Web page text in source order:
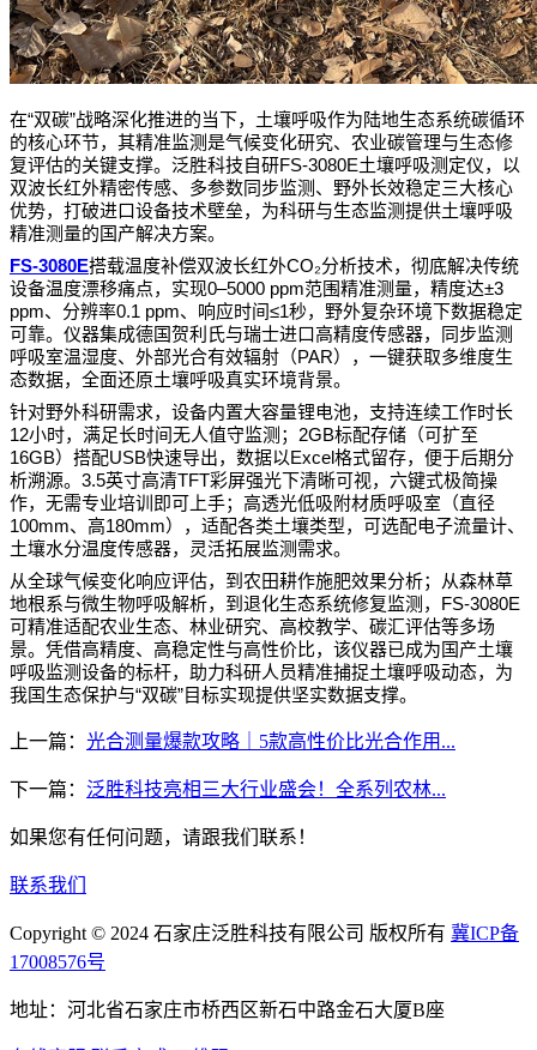
在“双碳”战略深化推进的当下，土壤呼吸作为陆地生态系统碳循环
的核心环节，其精准监测是气候变化研究、农业碳管理与生态修
复评估的关键支撑。泛胜科技自研FS-3080E土壤呼吸测定仪，以
双波长红外精密传感、多参数同步监测、野外长效稳定三大核心
优势，打破进口设备技术壁垒，为科研与生态监测提供土壤呼吸
精准测量的国产解决方案。
FS-3080E搭载温度补偿双波长红外CO₂分析技术，彻底解决传统
设备温度漂移痛点，实现0–5000 ppm范围精准测量，精度达±3
ppm、分辨率0.1 ppm、响应时间 ≤1秒，野外复杂环境下数据稳定
可靠。仪器集成德国贺利氏与瑞士进口高精度传感器，同步监测
呼吸室温湿度、外部光合有效辐射（PAR），一键获取多维度生
态数据，全面还原土壤呼吸真实环境背景。
针对野外科研需求，设备内置大容量锂电池， 支持连续工作时长
12小时，满足长时间无人值守监测； 2GB标配存储（可扩至
16GB）搭配USB快速导出，数据以Excel格式留存，便于后期分
析溯源。 3.5英寸高清TFT彩屏强光下清晰可视，六键式极简操
作，无需专业培训即可上手；高透光低吸附材质呼吸室（直径
100mm、高180mm），适配各类土壤类型，可选配电子流量计、
土壤水分温度传感器，灵活拓展监测需求。
从全球气候变化响应评估，到农田耕作施肥效果分析；从森林草
地根系与微生物呼吸解析，到退化生态系统修复监测， FS-3080E
可精准适配农业生态、林业研究、高校教学、碳汇评估等多场
景。凭借高精度、高稳定性与高性价比，该仪器已成为国产土壤
呼吸监测设备的标杆，助力科研人员精准捕捉土壤呼吸动态，为
我国生态保护与“双碳”目标实现提供坚实数据支撑。
上一篇： 光合测量爆款攻略｜5款高性价比光合作用...
下一篇： 泛胜科技亮相三大行业盛会！全系列农林...
如果您有任何问题，请跟我们联系！
联系我们
Copyright © 2024 石家庄泛胜科技有限公司 版权所有 冀ICP备
17008576号
地址：河北省石家庄市桥西区新石中路金石大厦B座